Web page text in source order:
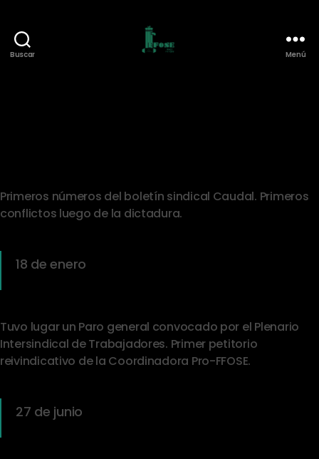
Buscar Menú
Primeros números del boletín sindical Caudal. Primeros
conflictos luego de la dictadura.
18 de enero
Tuvo lugar un Paro general convocado por el Plenario
Intersindical de Trabajadores. Primer petitorio
reivindicativo de la Coordinadora Pro-FFOSE.
27 de junio